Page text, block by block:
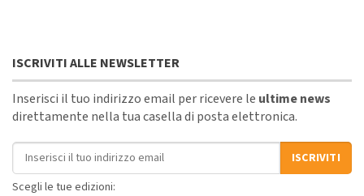
ISCRIVITI ALLE NEWSLETTER
Inserisci il tuo indirizzo email per ricevere le ultime news
direttamente nella tua casella di posta elettronica.
Indirizzo email
ISCRIVITI
Scegli le tue edizioni: